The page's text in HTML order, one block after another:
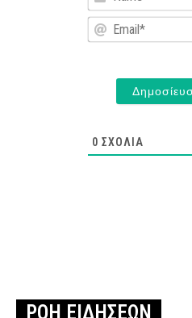
0 ΣΧΌΛΙΑ
ΡΟΗ ΕΙΔΗΣΕΩΝ